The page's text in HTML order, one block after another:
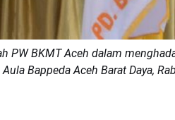
PW BKMT Aceh dalam
Bappeda Aceh Barat Daya,